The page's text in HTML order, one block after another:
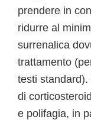
prendere in
ridurre al
surrenalica
trattamento
testi
di
e polifagia, in